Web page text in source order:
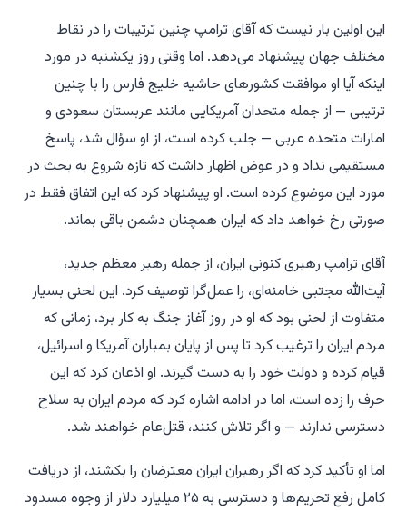
این اولین بار نیست که آقای ترامپ چنین ترتیبات را در نقاط
مختلف جهان پیشنهاد می‌دهد. اما وقتی روز یکشنبه در مورد
اینکه آیا او موافقت کشورهای حاشیه خلیج فارس را با چنین
ترتیبی — از جمله متحدان آمریکایی مانند عربستان سعودی و
امارات متحده عربی — جلب کرده است، از او سؤال شد، پاسخ
مستقیمی نداد و در عوض اظهار داشت که تازه شروع به بحث در
مورد این موضوع کرده است. او پیشنهاد کرد که این اتفاق فقط در
صورتی رخ خواهد داد که ایران همچنان دشمن باقی بماند.
آقای ترامپ رهبری کنونی ایران، از جمله رهبر معظم جدید،
آیت‌الله مجتبی خامنه‌ای، را عمل‌گرا توصیف کرد. این لحنی بسیار
متفاوت از لحنی بود که او در روز آغاز جنگ به کار برد، زمانی که
مردم ایران را ترغیب کرد تا پس از پایان بمباران آمریکا و اسرائیل،
قیام کرده و دولت خود را به دست گیرند. او اذعان کرد که این
حرف را زده است، اما در ادامه اشاره کرد که مردم ایران به سلاح
دسترسی ندارند — و اگر تلاش کنند، قتل‌عام خواهند شد.
اما او تأکید کرد که اگر رهبران ایران معترضان را بکشند، از دریافت
کامل رفع تحریم‌ها و دسترسی به ۲۵ میلیارد دلار از وجوه مسدود